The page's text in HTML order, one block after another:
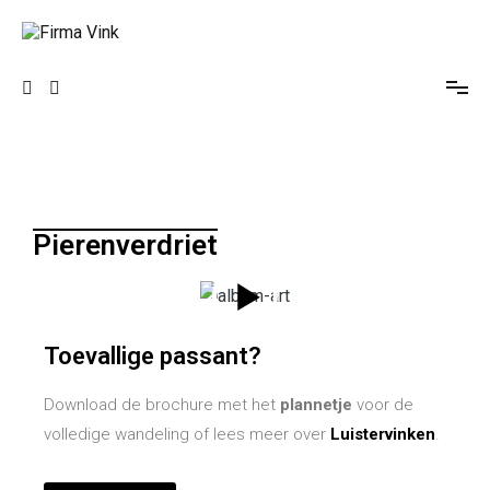
Pierenverdriet
Toevallige passant?
Download de brochure met het plannetje voor de
volledige wandeling of lees meer over Luistervinken.